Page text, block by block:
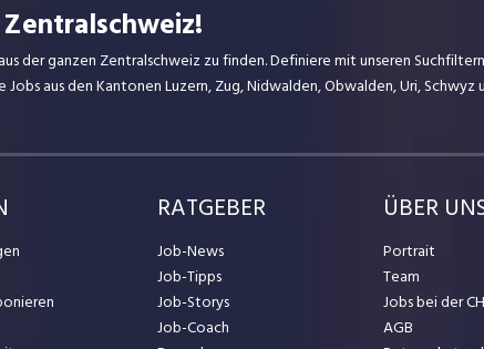
der ganzen Zentralschweiz zu finden. Definiere mit unseren
aus den Kantonen Luzern, Zug, Nidwalden, Obwalden, Uri, Schwyz
RATGEBER
Job-News
Job-Tipps
Job-Storys
Job-Coach
ÜBER
Portrait
Team
Jobs bei der
AGB